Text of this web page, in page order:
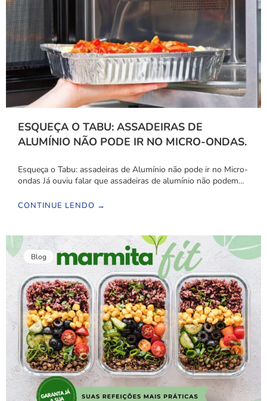
ESQUEÇA O TABU: ASSADEIRAS DE
ALUMÍNIO NÃO PODE IR NO MICRO-ONDAS.
Esqueça o Tabu: assadeiras de Alumínio não pode ir no Micro-
ondas Já ouviu falar que assadeiras de alumínio não podem…
CONTINUE LENDO →
Blog